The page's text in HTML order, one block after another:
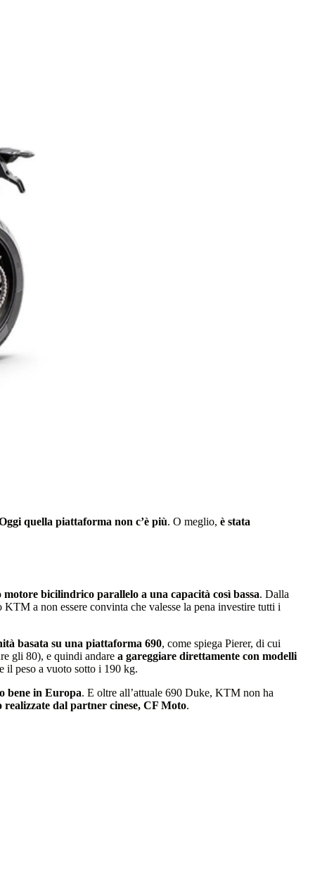
quella piattaforma non c’è più. O meglio, è stata
bicilindrico parallelo a una capacità così bassa. Dalla
a non essere convinta che valesse la pena investire tutti i
basata su una piattaforma 690, come spiega Pierer, di cui
gli 80), e quindi andare a gareggiare direttamente con modelli
il peso a vuoto sotto i 190 kg.
bene in Europa. E oltre all’attuale 690 Duke, KTM non ha
realizzate dal partner cinese, CF Moto.